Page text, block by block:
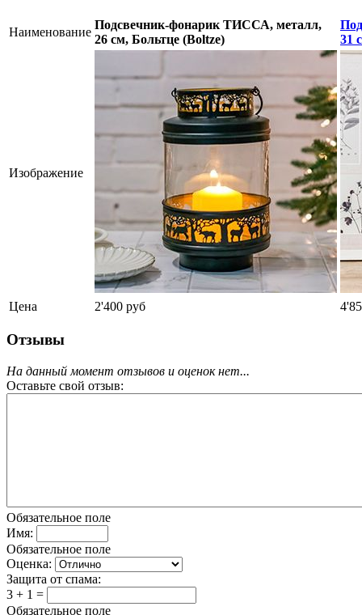
Наименование
Подсвечник-фонарик ТИССА, металл,
26 см, Больтце (Boltze)
31
Изображение
Цена 2'400 руб
Отзывы
На данный момент отзывов и оценок нет...
Оставьте свой отзыв:
Обязательное поле
Имя:
Обязательное поле
Оценка:
Защита от спама:
3 + 1 =
Обязательное поле